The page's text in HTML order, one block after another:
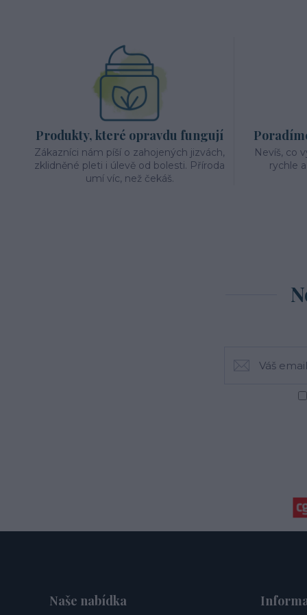
Produkty, které opravdu fungují
Zákazníci nám píší o zahojených jizvách,
zklidněné pleti i úlevě od bolesti. Příroda
umí víc, než čekáš.
Nevíš, co
rychle
Naše nabídka